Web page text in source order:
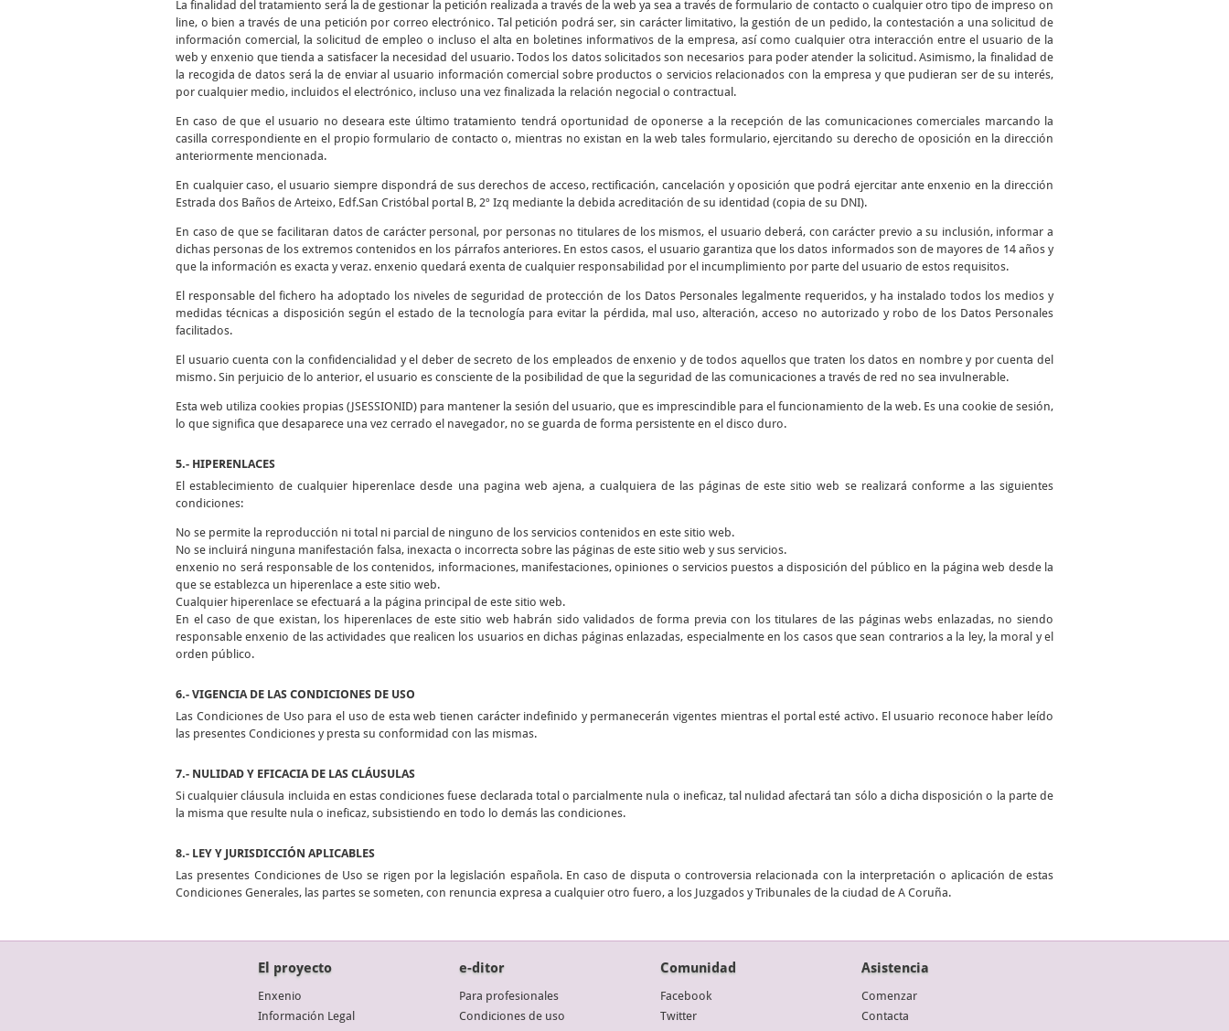
La finalidad del tratamiento será la de gestionar la petición realizada a través de la web ya sea a través de formulario de contacto o cualquier otro tipo de impreso on
line, o bien a través de una petición por correo electrónico. Tal petición podrá ser, sin carácter limitativo, la gestión de un pedido, la contestación a una solicitud de
información comercial, la solicitud de empleo o incluso el alta en boletines informativos de la empresa, así como cualquier otra interacción entre el usuario de la
web y enxenio que tienda a satisfacer la necesidad del usuario. Todos los datos solicitados son necesarios para poder atender la solicitud. Asimismo, la finalidad de
la recogida de datos será la de enviar al usuario información comercial sobre productos o servicios relacionados con la empresa y que pudieran ser de su interés,
por cualquier medio, incluidos el electrónico, incluso una vez finalizada la relación negocial o contractual.
En caso de que el usuario no deseara este último tratamiento tendrá oportunidad de oponerse a la recepción de las comunicaciones comerciales marcando la
casilla correspondiente en el propio formulario de contacto o, mientras no existan en la web tales formulario, ejercitando su derecho de oposición en la dirección
anteriormente mencionada.
En cualquier caso, el usuario siempre dispondrá de sus derechos de acceso, rectificación, cancelación y oposición que podrá ejercitar ante enxenio en la dirección
Estrada dos Baños de Arteixo, Edf.San Cristóbal portal B, 2º Izq mediante la debida acreditación de su identidad (copia de su DNI).
En caso de que se facilitaran datos de carácter personal, por personas no titulares de los mismos, el usuario deberá, con carácter previo a su inclusión, informar a
dichas personas de los extremos contenidos en los párrafos anteriores. En estos casos, el usuario garantiza que los datos informados son de mayores de 14 años y
que la información es exacta y veraz. enxenio quedará exenta de cualquier responsabilidad por el incumplimiento por parte del usuario de estos requisitos.
El responsable del fichero ha adoptado los niveles de seguridad de protección de los Datos Personales legalmente requeridos, y ha instalado todos los medios y
medidas técnicas a disposición según el estado de la tecnología para evitar la pérdida, mal uso, alteración, acceso no autorizado y robo de los Datos Personales
facilitados.
El usuario cuenta con la confidencialidad y el deber de secreto de los empleados de enxenio y de todos aquellos que traten los datos en nombre y por cuenta del
mismo. Sin perjuicio de lo anterior, el usuario es consciente de la posibilidad de que la seguridad de las comunicaciones a través de red no sea invulnerable.
Esta web utiliza cookies propias (JSESSIONID) para mantener la sesión del usuario, que es imprescindible para el funcionamiento de la web. Es una cookie de sesión,
lo que significa que desaparece una vez cerrado el navegador, no se guarda de forma persistente en el disco duro.
5.- HIPERENLACES
El establecimiento de cualquier hiperenlace desde una pagina web ajena, a cualquiera de las páginas de este sitio web se realizará conforme a las siguientes
condiciones:
No se permite la reproducción ni total ni parcial de ninguno de los servicios contenidos en este sitio web.
No se incluirá ninguna manifestación falsa, inexacta o incorrecta sobre las páginas de este sitio web y sus servicios.
enxenio no será responsable de los contenidos, informaciones, manifestaciones, opiniones o servicios puestos a disposición del público en la página web desde la
que se establezca un hiperenlace a este sitio web.
Cualquier hiperenlace se efectuará a la página principal de este sitio web.
En el caso de que existan, los hiperenlaces de este sitio web habrán sido validados de forma previa con los titulares de las páginas webs enlazadas, no siendo
responsable enxenio de las actividades que realicen los usuarios en dichas páginas enlazadas, especialmente en los casos que sean contrarios a la ley, la moral y el
orden público.
6.- VIGENCIA DE LAS CONDICIONES DE USO
Las Condiciones de Uso para el uso de esta web tienen carácter indefinido y permanecerán vigentes mientras el portal esté activo. El usuario reconoce haber leído
las presentes Condiciones y presta su conformidad con las mismas.
7.- NULIDAD Y EFICACIA DE LAS CLÁUSULAS
Si cualquier cláusula incluida en estas condiciones fuese declarada total o parcialmente nula o ineficaz, tal nulidad afectará tan sólo a dicha disposición o la parte de
la misma que resulte nula o ineficaz, subsistiendo en todo lo demás las condiciones.
8.- LEY Y JURISDICCIÓN APLICABLES
Las presentes Condiciones de Uso se rigen por la legislación española. En caso de disputa o controversia relacionada con la interpretación o aplicación de estas
Condiciones Generales, las partes se someten, con renuncia expresa a cualquier otro fuero, a los Juzgados y Tribunales de la ciudad de A Coruña.
El proyecto
Enxenio
Información Legal
e-ditor
Para profesionales
Condiciones de uso
Comunidad
Facebook
Twitter
Asistencia
Comenzar
Contacta